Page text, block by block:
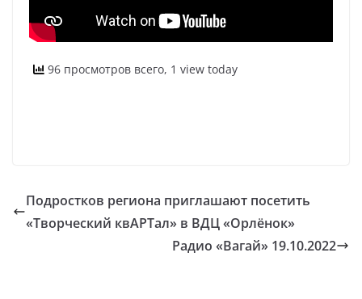
96 просмотров всего, 1 view today
Подростков региона приглашают посетить
«Творческий квАРТал» в ВДЦ «Орлёнок»
Радио «Вагай» 19.10.2022